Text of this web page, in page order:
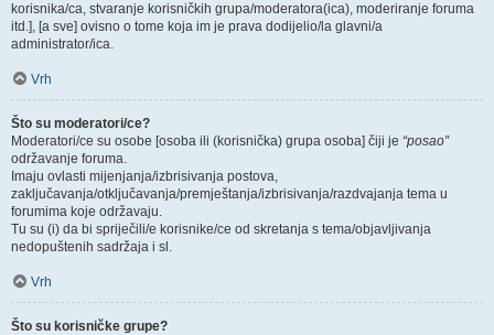
korisnika/ca, stvaranje korisničkih grupa/moderatora(ica), moderiranje foruma
itd.], [a sve] ovisno o tome koja im je prava dodijelio/la glavni/a
administrator/ica.
Vrh
Što su moderatori/ce?
Moderatori/ce su osobe [osoba ili (korisnička) grupa osoba] čiji je “posao”
održavanje foruma.
Imaju ovlasti mijenjanja/izbrisivanja postova,
zaključavanja/otključavanja/premještanja/izbrisivanja/razdvajanja tema u
forumima koje održavaju.
Tu su (i) da bi spriječili/e korisnike/ce od skretanja s tema/objavljivanja
nedopuštenih sadržaja i sl.
Vrh
Što su korisničke grupe?